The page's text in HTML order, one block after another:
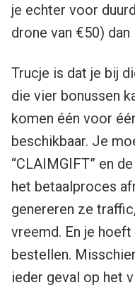
je echter voor
drone van €50)
Trucje is dat je bij
die vier bonussen
komen één voor
beschikbaar. Je
“CLAIMGIFT” en
het betaalproces
genereren ze
vreemd. En je
bestellen.
ieder geval op het